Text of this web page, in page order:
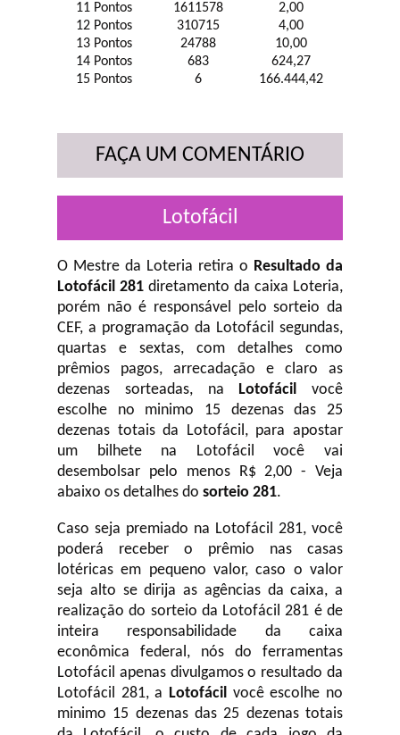
11 Pontos
1611578
2,00
12 Pontos
310715
4,00
13 Pontos
24788
10,00
14 Pontos
683
624,27
15 Pontos
6 166.444,42
FAÇA UM COMENTÁRIO
Lotofácil
O Mestre da Loteria retira o Resultado da
Lotofácil 281 diretamento da caixa Loteria,
porém não é responsável pelo sorteio da
CEF, a programação da Lotofácil segundas,
quartas e sextas, com detalhes como
prêmios pagos, arrecadação e claro as
dezenas sorteadas, na Lotofácil você
escolhe no minimo 15 dezenas das 25
dezenas totais da Lotofácil, para apostar
um bilhete na Lotofácil você vai
desembolsar pelo menos R$ 2,00 - Veja
abaixo os detalhes do sorteio 281.
Caso seja premiado na Lotofácil 281, você
poderá receber o prêmio nas casas
lotéricas em pequeno valor, caso o valor
seja alto se dirija as agências da caixa, a
realização do sorteio da Lotofácil 281 é de
inteira responsabilidade da caixa
econômica federal, nós do ferramentas
Lotofácil apenas divulgamos o resultado da
Lotofácil 281, a Lotofácil você escolhe no
minimo 15 dezenas das 25 dezenas totais